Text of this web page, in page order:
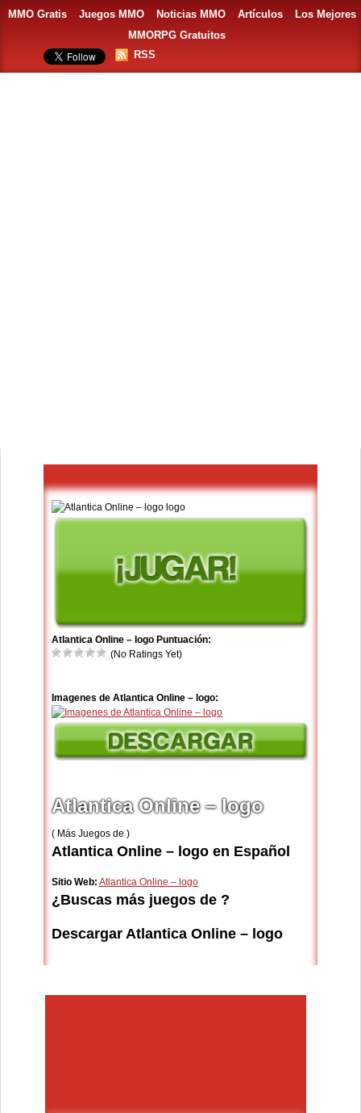
MMO Gratis Juegos MMO Noticias MMO Artículos
Los Mejores
MMORPG Gratuitos
RSS
Atlantica Online – logo Puntuación:
(No Ratings Yet)
Imagenes de Atlantica Online – logo:
Atlantica Online – logo
( Más Juegos de )
Atlantica Online – logo en Español
Sitio Web: Atlantica Online – logo
¿Buscas más juegos de ?
Descargar Atlantica Online – logo